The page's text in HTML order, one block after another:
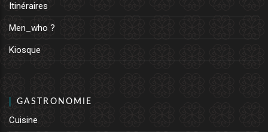
Itinéraires
Men_who ?
Kiosque
GASTRONOMIE
Cuisine